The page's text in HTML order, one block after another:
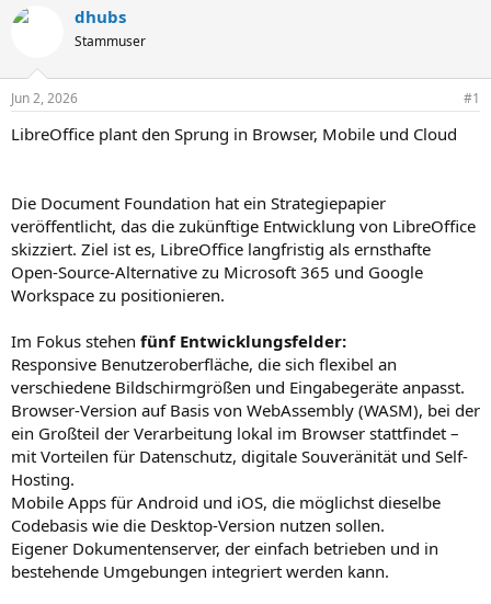
e
n
t
a
r
g
n
a
t
u
dhubs
Stammuser
Jun 2, 2026 #1
LibreOffice plant den Sprung in Browser, Mobile und Cloud
Die Document Foundation hat ein Strategiepapier
veröffentlicht, das die zukünftige Entwicklung von LibreOffice
skizziert. Ziel ist es, LibreOffice langfristig als ernsthafte
Open-Source-Alternative zu Microsoft 365 und Google
Workspace zu positionieren.
Im Fokus stehen fünf Entwicklungsfelder:
Responsive Benutzeroberfläche, die sich flexibel an
verschiedene Bildschirmgrößen und Eingabegeräte anpasst.
Browser-Version auf Basis von WebAssembly (WASM), bei der
ein Großteil der Verarbeitung lokal im Browser stattfindet –
mit Vorteilen für Datenschutz, digitale Souveränität und Self-
Hosting.
Mobile Apps für Android und iOS, die möglichst dieselbe
Codebasis wie die Desktop-Version nutzen sollen.
Eigener Dokumentenserver, der einfach betrieben und in
bestehende Umgebungen integriert werden kann.